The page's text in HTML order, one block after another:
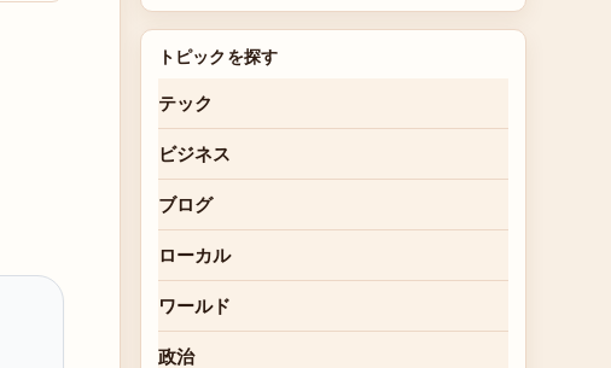
トピックを探す
テック
ビジネス
ブログ
ローカル
ワールド
政治